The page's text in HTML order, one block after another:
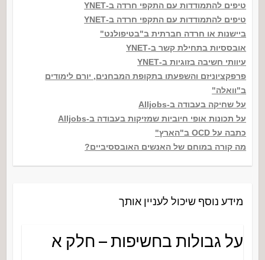
טיפים להתמודדות עם התקפי חרדה ב-YNET
טיפים להתמודדות עם התקפי חרדה ב-YNET
ביישנות או חרדה חברתית ב"בטיפולנט"
אובססיות בתחילת קשר ב-YNET
עיוותי חשיבה בזוגיות ב-YNET
פרפקציוניזם והשפעתו בתקופת המבחנים, יורם לימודים
ב"וואלה"
על שחיקה בעבודה ב-Alljobs
על תכונות אופי חיוביות שמזיקות בעבודה ב-Alljobs
כתבה על OCD ב"הארץ"
מה קורה במוחם של האנשים האובססיביים?
מידע נוסף שיכול לעניין אותך
על גבולות בחשיפות – חלק א